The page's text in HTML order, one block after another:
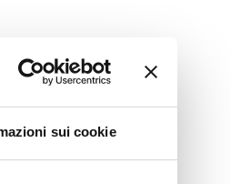
sui cookie